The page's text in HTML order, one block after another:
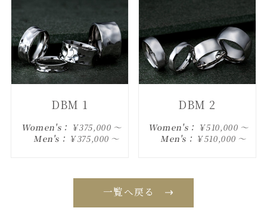
DBM 1
Women's： ￥375,000 ～
Men's： ￥375,000 ～
DBM 2
Women's： ￥510,000 ～
Men's： ￥510,000 ～
一覧へ戻る